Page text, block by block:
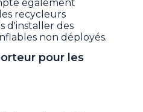
également
recycleurs
d'installer des
non déployés.
pour les